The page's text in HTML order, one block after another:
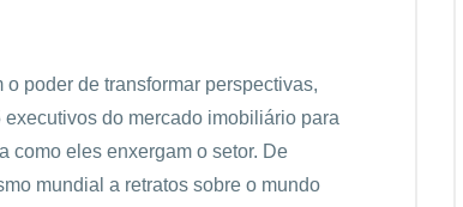
poder de transformar perspectivas,
do mercado imobiliário para
como eles enxergam o setor. De
mundial a retratos sobre o mundo